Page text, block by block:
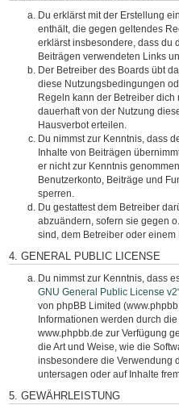
Du erklärst mit der Erstellung
enthält, die gegen geltendes
erklärst insbesondere, dass du
Beiträgen verwendeten Links
Der Betreiber des Boards übt
diese Nutzungsbedingungen
Regeln kann der Betreiber
dauerhaft von der Nutzung
Hausverbot erteilen.
Du nimmst zur Kenntnis, dass
Inhalte von Beiträgen
er nicht zur Kenntnis
Benutzerkonto, Beiträge und
sperren.
Du gestattest dem Betreiber
abzuändern, sofern sie gegen
sind, dem Betreiber oder
4. GENERAL PUBLIC LICENSE
Du nimmst zur Kenntnis, dass
GNU General Public License v2
von phpBB Limited
Informationen werden durch
www.phpbb.de zur Verfügung
die Art und Weise, wie die
insbesondere die Verwendung
untersagen oder auf Inhalte
5. GEWÄHRLEISTUNG